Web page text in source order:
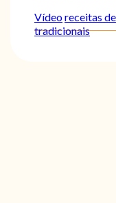
Vídeoreceitas
tradicionais